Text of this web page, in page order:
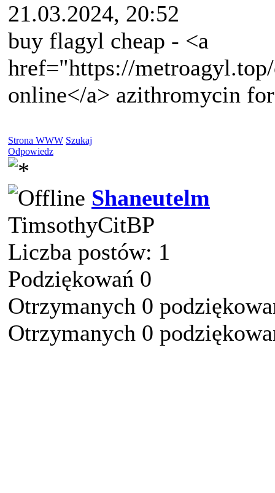
21.03.2024, 20:52
buy flagyl cheap - <a
href="https://
online</a> azithromycin
Strona WWW Szukaj
Odpowiedz
Shaneutelm
TimsothyCitBP
Liczba postów: 1
Podziękowań 0
Otrzymanych 0
Otrzymanych 0